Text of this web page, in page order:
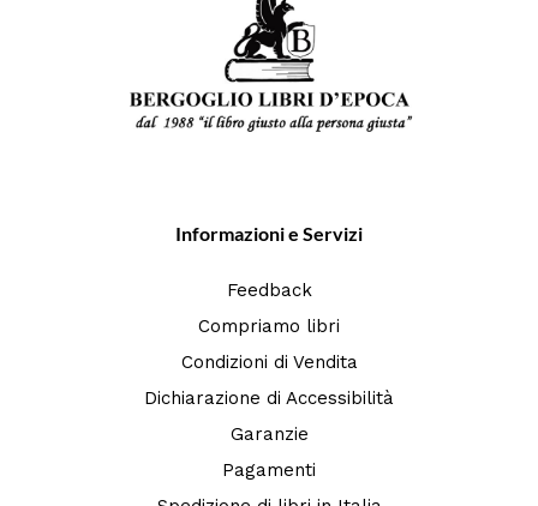
Informazioni e Servizi
Feedback
Compriamo libri
Condizioni di Vendita
Dichiarazione di Accessibilità
Garanzie
Pagamenti